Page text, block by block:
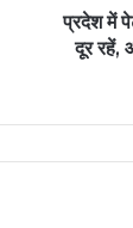
प्रदेश में
दूर रहें,